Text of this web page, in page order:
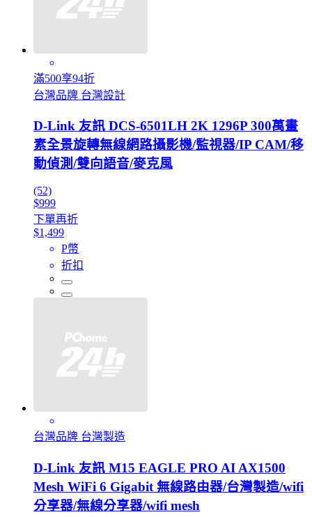
滿500享94折
台灣品牌 台灣設計
D-Link 友訊 DCS-6501LH 2K 1296P 300萬畫
素全景旋轉無線網路攝影機/監視器/IP CAM/移
動偵測/雙向語音/麥克風
(52)
$999
下單再折
$1,499
P幣
折扣
台灣品牌 台灣製造
D-Link 友訊 M15 EAGLE PRO AI AX1500
Mesh WiFi 6 Gigabit 無線路由器/台灣製造/wifi
分享器/無線分享器/wifi mesh